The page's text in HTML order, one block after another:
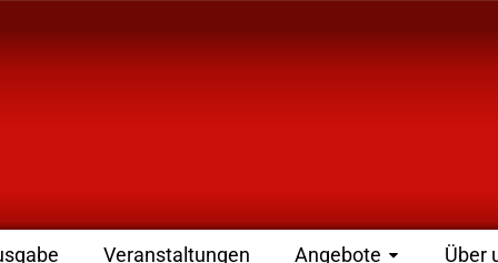
Zeitschrift für Leute
Veranstaltungen Angebote Über